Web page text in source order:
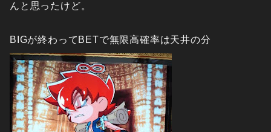
んと思ったけど。
BIGが終わってBETで無限高確率は天井の分